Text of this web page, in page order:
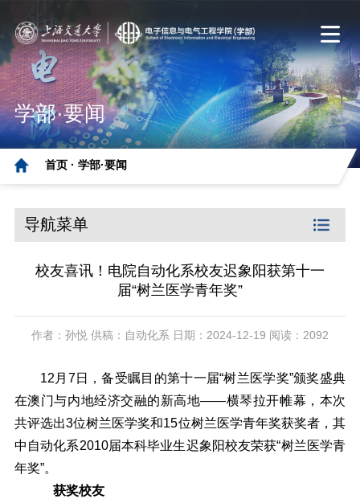
学部·要闻
首页 · 学部·要闻
导航菜单
校友喜讯！电院自动化系校友迟象阳获第十一
届“树兰医学青年奖”
作者：孙悦 供稿：自动化系 日期：2024-12-19 阅读：2092
12月7日，备受瞩目的第十一届“树兰医学奖”颁奖盛典
在澳门与内地经济交融的新高地——横琴拉开帷幕，本次
共评选出3位树兰医学奖和15位树兰医学青年奖获奖者，其
中自动化系2010届本科毕业生迟象阳校友荣获“树兰医学青
年奖”。
获奖校友